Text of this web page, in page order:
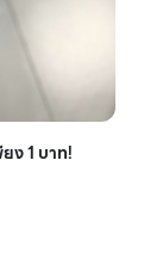
ง 1 บาท!